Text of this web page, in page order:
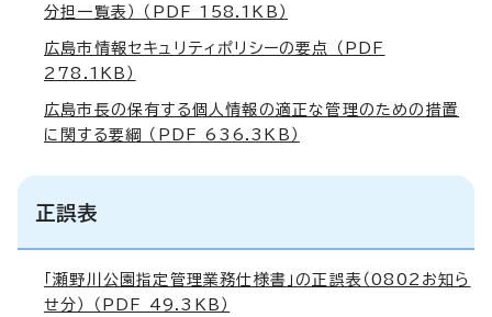
分担一覧表） （PDF 158.1KB）
広島市情報セキュリティポリシーの要点 （PDF
278.1KB）
広島市長の保有する個人情報の適正な管理のための措置
に関する要綱 （PDF 636.3KB）
正誤表
「瀬野川公園指定管理業務仕様書」の正誤表（0802お知ら
せ分） （PDF 49.3KB）